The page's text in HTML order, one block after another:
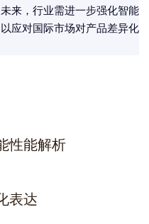
来，行业需进一步强化智能
应对国际市场对产品差异化
性能解析
表达